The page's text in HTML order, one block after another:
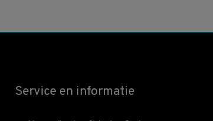
Service en informatie